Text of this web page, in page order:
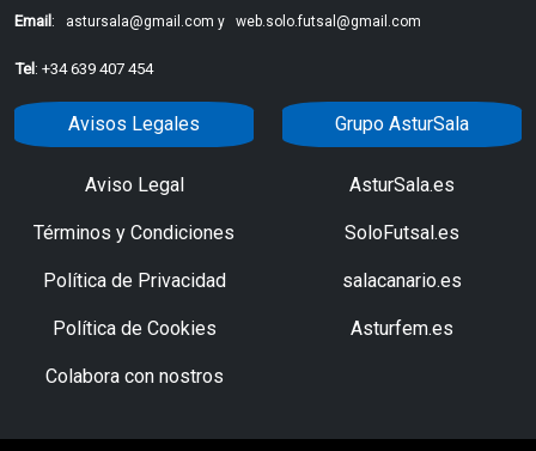
Email : astursala@gmail.com y web.solo.futsal@gmail.com
Tel : +34 639 407 454
Avisos Legales
Aviso Legal
Términos y Condiciones
Política de Privacidad
Política de Cookies
Colabora con nostros
Grupo AsturSala
AsturSala.es
SoloFutsal.es
salacanario.es
Asturfem.es